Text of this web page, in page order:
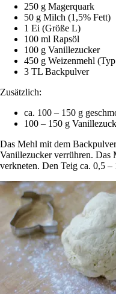
250 g Magerquark
50 g Milch (1,5% Fett)
1 Ei (Größe L)
100 ml Rapsöl
100 g Vanillezucker
450 g Weizenmehl
3 TL Backpulver
Zusätzlich:
ca. 100 – 150 g
100 – 150 g
Das Mehl mit dem
Vanillezucker verrühren. Das
verkneten. Den Teig ca. 0,5 –